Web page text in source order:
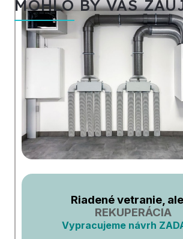
MOHLO BY VÁS
Riadené vetranie,
REKUPERÁCIA
Vypracujeme návrh